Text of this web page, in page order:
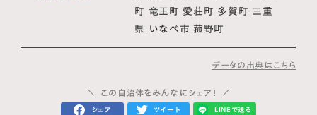
町 竜王町 愛荘町 多賀町 三重
県 いなべ市 菰野町
データの出典はこちら
この自治体をみんなにシェア！
シェア ツイート LINEで送る